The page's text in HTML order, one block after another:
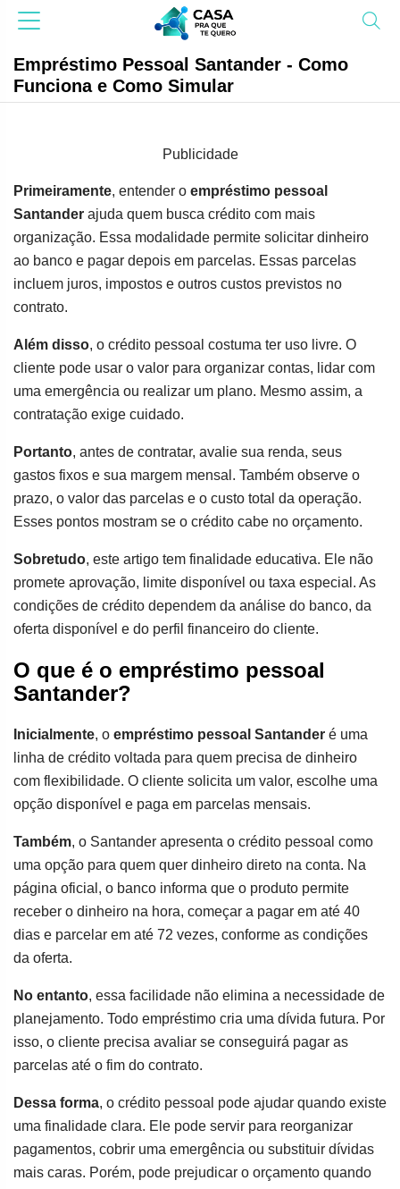
Empréstimo Pessoal Santander - Como
Funciona e Como Simular
Publicidade
Primeiramente, entender o empréstimo pessoal
Santander ajuda quem busca crédito com mais
organização. Essa modalidade permite solicitar dinheiro
ao banco e pagar depois em parcelas. Essas parcelas
incluem juros, impostos e outros custos previstos no
contrato.
Além disso, o crédito pessoal costuma ter uso livre. O
cliente pode usar o valor para organizar contas, lidar com
uma emergência ou realizar um plano. Mesmo assim, a
contratação exige cuidado.
Portanto, antes de contratar, avalie sua renda, seus
gastos fixos e sua margem mensal. Também observe o
prazo, o valor das parcelas e o custo total da operação.
Esses pontos mostram se o crédito cabe no orçamento.
Sobretudo, este artigo tem finalidade educativa. Ele não
promete aprovação, limite disponível ou taxa especial. As
condições de crédito dependem da análise do banco, da
oferta disponível e do perfil financeiro do cliente.
O que é o empréstimo pessoal
Santander?
Inicialmente, o empréstimo pessoal Santander é uma
linha de crédito voltada para quem precisa de dinheiro
com flexibilidade. O cliente solicita um valor, escolhe uma
opção disponível e paga em parcelas mensais.
Também, o Santander apresenta o crédito pessoal como
uma opção para quem quer dinheiro direto na conta. Na
página oficial, o banco informa que o produto permite
receber o dinheiro na hora, começar a pagar em até 40
dias e parcelar em até 72 vezes, conforme as condições
da oferta.
No entanto, essa facilidade não elimina a necessidade de
planejamento. Todo empréstimo cria uma dívida futura. Por
isso, o cliente precisa avaliar se conseguirá pagar as
parcelas até o fim do contrato.
Dessa forma, o crédito pessoal pode ajudar quando existe
uma finalidade clara. Ele pode servir para reorganizar
pagamentos, cobrir uma emergência ou substituir dívidas
mais caras. Porém, pode prejudicar o orçamento quando